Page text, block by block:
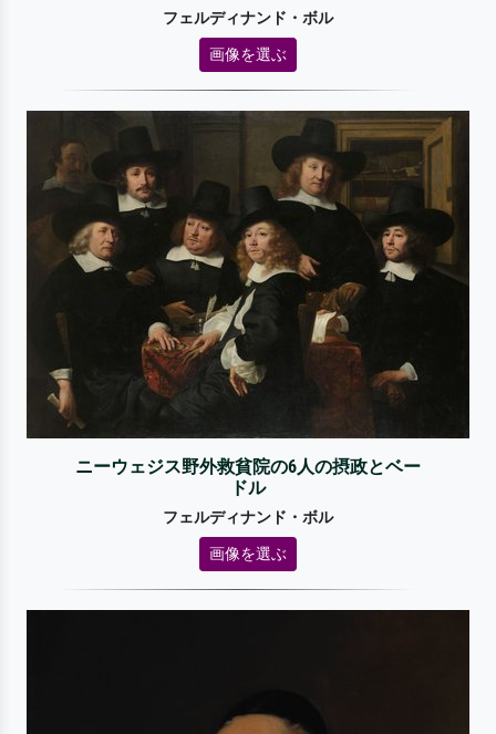
フェルディナンド・ボル
画像を選ぶ
ニーウェジス野外救貧院の6人の摂政とベー
ドル
フェルディナンド・ボル
画像を選ぶ